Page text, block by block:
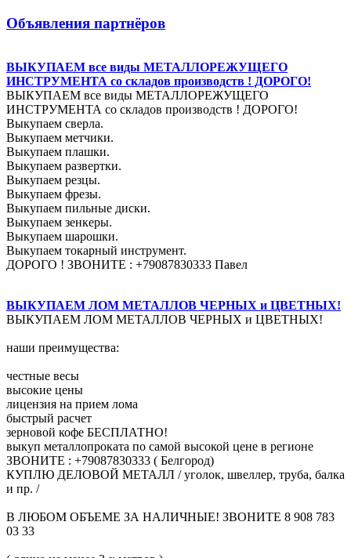
Объявления партнёров
ВЫКУПАЕМ все виды МЕТАЛЛОРЕЖУЩЕГО
ИНСТРУМЕНТА со складов производств ! ДОРОГО!
ВЫКУПАЕМ все виды МЕТАЛЛОРЕЖУЩЕГО
ИНСТРУМЕНТА со складов производств ! ДОРОГО!
Выкупаем сверла.
Выкупаем метчики.
Выкупаем плашки.
Выкупаем развертки.
Выкупаем резцы.
Выкупаем фрезы.
Выкупаем пильные диски.
Выкупаем зенкеры.
Выкупаем шарошки.
Выкупаем токарный инструмент.
ДОРОГО ! ЗВОНИТЕ : +79087830333 Павел
ВЫКУПАЕМ ЛОМ МЕТАЛЛОВ ЧЕРНЫХ и ЦВЕТНЫХ!
ВЫКУПАЕМ ЛОМ МЕТАЛЛОВ ЧЕРНЫХ и ЦВЕТНЫХ!
наши преимущества:
честные весы
высокие цены
лицензия на прием лома
быстрый расчет
зерновой кофе БЕСПЛАТНО!
выкуп металлопроката по самой высокой цене в регионе
ЗВОНИТЕ : +79087830333 ( Белгород)
КУПЛЮ ДЕЛОВОЙ МЕТАЛЛ / уголок, швеллер, труба, балка
и пр. /
В ЛЮБОМ ОБЪЕМЕ ЗА НАЛИЧНЫЕ! ЗВОНИТЕ 8 908 783
03 33